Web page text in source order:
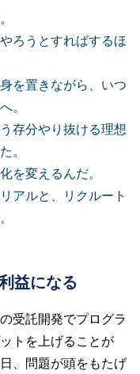
ろうとすればするほ
を置きながら、いつ
。
存分やり抜ける理想
。
を変えるんだ。
アルと、リクルート
益になる
受託開発でプログラ
トを上げることが
、問題が頭をもたげ